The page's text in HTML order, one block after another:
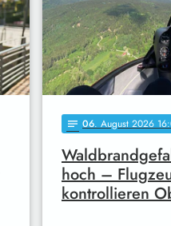
notes 06. August 2026
hoch –
kontrollieren